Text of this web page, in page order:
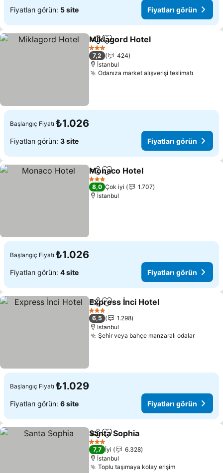
Fiyatları görün: 5 site Fiyatları görün
PaylaşFavorilerime ekle
Miklagord Hotel
3 Yıldız
7,2
424
İstanbul
Odanıza market alışverişi teslimatı
Başlangıç Fiyatı ₺1.026
Fiyatları görün: 3 site Fiyatları görün
PaylaşFavorilerime ekle
Monaco Hotel
3 Yıldız
8,0 Çok iyi
1.707
İstanbul
Başlangıç Fiyatı ₺1.026
Fiyatları görün: 4 site Fiyatları görün
PaylaşFavorilerime ekle
Express İnci Hotel
3 Yıldız
6,5
1.298
İstanbul
Şehir veya bahçe manzaralı odalar
Başlangıç Fiyatı ₺1.029
Fiyatları görün: 6 site Fiyatları görün
PaylaşFavorilerime ekle
Santa Sophia
3 Yıldız
7,7 İyi
6.328
İstanbul
Toplu taşımaya kolay erişimFiyatları